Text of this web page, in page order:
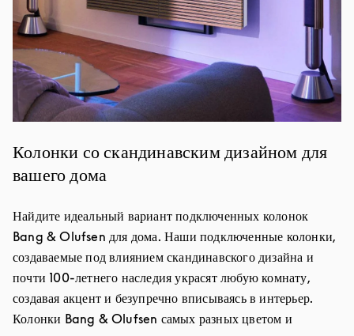
Колонки со скандинавским дизайном для
вашего дома
Найдите идеальный вариант подключенных колонок
Bang & Olufsen для дома. Наши подключенные колонки,
создаваемые под влиянием скандинавского дизайна и
почти 100-летнего наследия украсят любую комнату,
создавая акцент и безупречно вписываясь в интерьер.
Колонки Bang & Olufsen самых разных цветом и